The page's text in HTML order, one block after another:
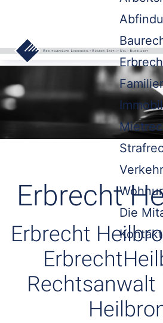
Die
Kontakt
Erbrecht
Erbrecht
Rechtsanwalt